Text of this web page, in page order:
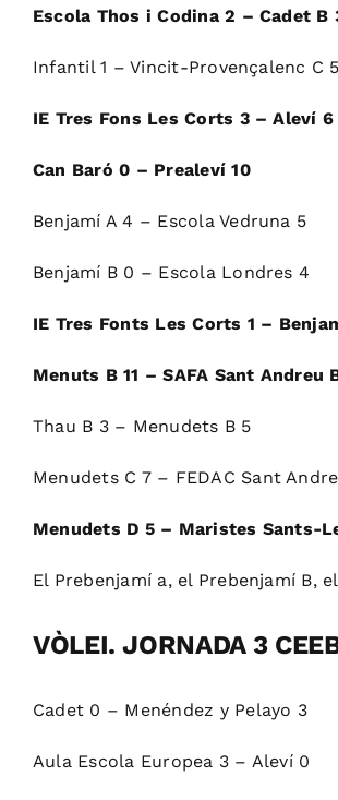
Escola Thos i Codina 2 – Cadet B
Infantil 1 – Vincit-Provençalenc C 5
IE Tres Fons Les Corts 3 – Aleví 6
Can Baró 0 – Prealeví 10
Benjamí A 4 – Escola Vedruna 5
Benjamí B 0 – Escola Londres 4
IE Tres Fonts Les Corts 1 –
Menuts B 11 – SAFA Sant Andreu
Thau B 3 – Menudets B 5
Menudets C 7 – FEDAC Sant
Menudets D 5 – Maristes Sants-
El Prebenjamí a, el Prebenjamí B,
VÒLEI. JORNADA 3
Cadet 0 – Menéndez y Pelayo 3
Aula Escola Europea 3 – Aleví 0